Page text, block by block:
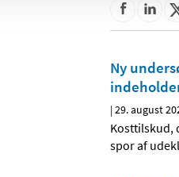
Ny
|29. august
Kosttilskud,
spor af